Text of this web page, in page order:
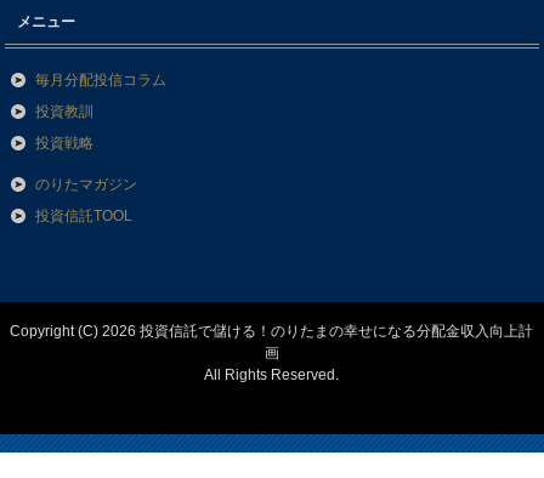
メニュー
毎月分配投信コラム
投資教訓
投資戦略
のりたマガジン
投資信託TOOL
Copyright (C) 2026 投資信託で儲ける！のりたまの幸せになる分配金収入向上計
画
All Rights Reserved.